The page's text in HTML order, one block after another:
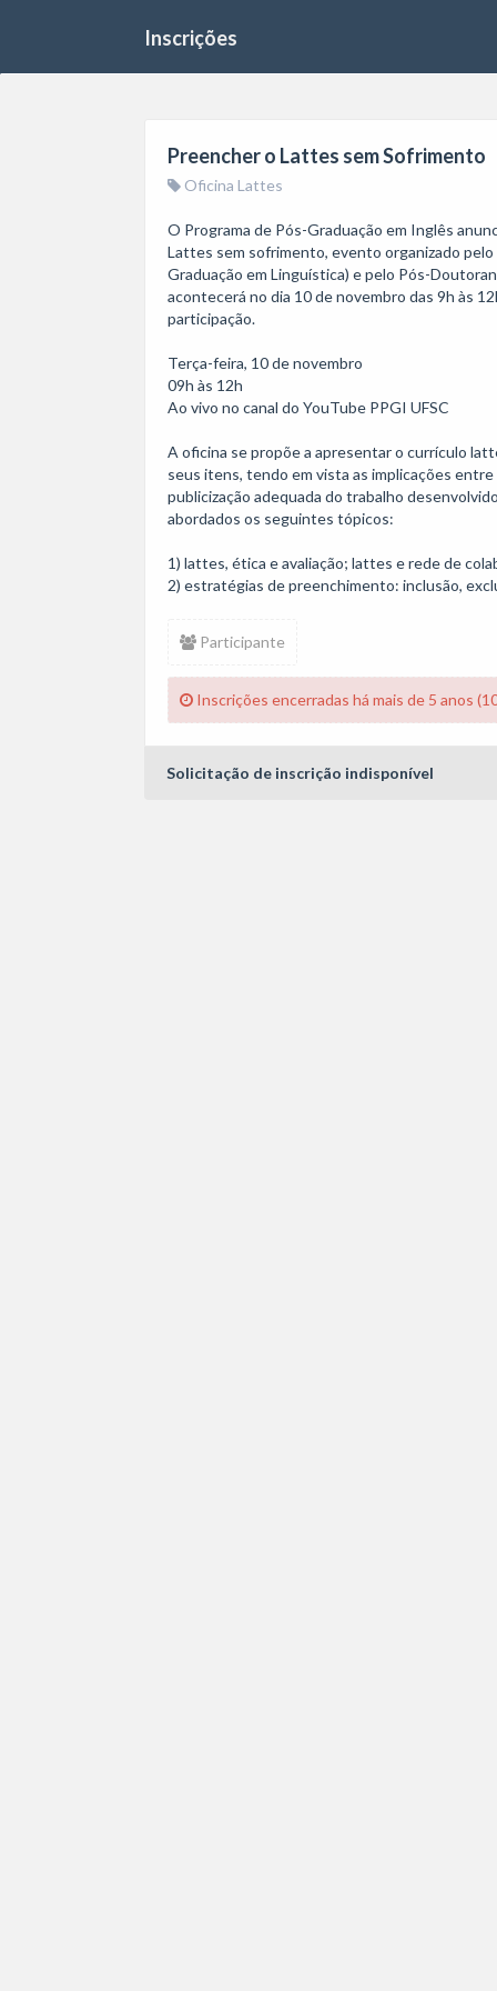
Inscrições
Preencher o Lattes sem Sofrimento
Oficina Lattes
O Programa de Pós-Graduação em Inglês
Lattes sem sofrimento, evento organizado
Graduação em Linguística) e pelo Pós-
acontecerá no dia 10 de novembro das 9h às
participação.
Terça-feira, 10 de novembro
09h às 12h
Ao vivo no canal do YouTube PPGI UFSC
A oficina se propõe a apresentar o currículo
seus itens, tendo em vista as implicações
publicização adequada do trabalho
abordados os seguintes tópicos:
1) lattes, ética e avaliação; lattes e rede de
2) estratégias de preenchimento: inclusão,
Participante
Inscrições encerradas há mais de 5 anos
Solicitação de inscrição indisponível